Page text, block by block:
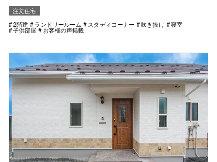
注文住宅
2階建
ランドリールーム スタディコーナー 吹き抜け 寝室
子供部屋 お客様の声掲載